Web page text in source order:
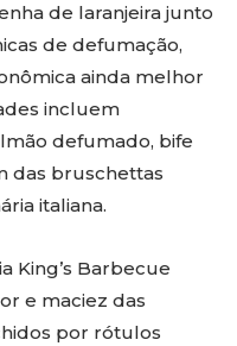
de laranjeira junto
de defumação,
ainda melhor
incluem
defumado, bife
das bruschettas
italiana.
King’s Barbecue
e maciez das
por rótulos